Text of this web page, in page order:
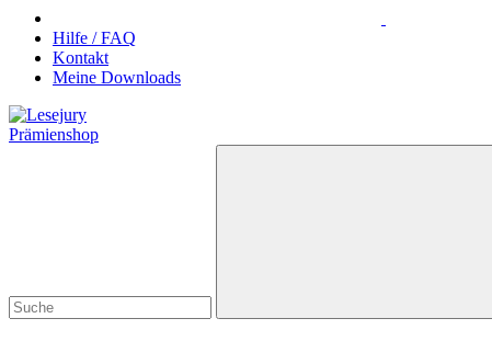
Hilfe / FAQ
Kontakt
Meine Downloads
Prämienshop